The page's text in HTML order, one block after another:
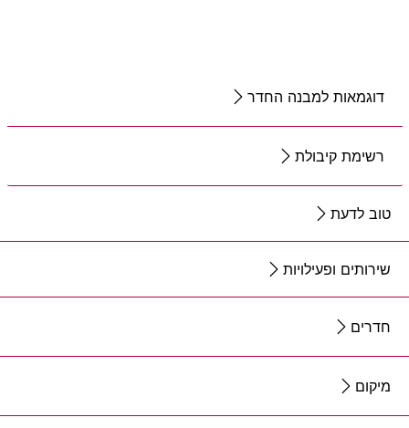
דוגמאות למבנה החדר
רשימת קיבולת
טוב לדעת
שירותים ופעילויות
חדרים
מיקום